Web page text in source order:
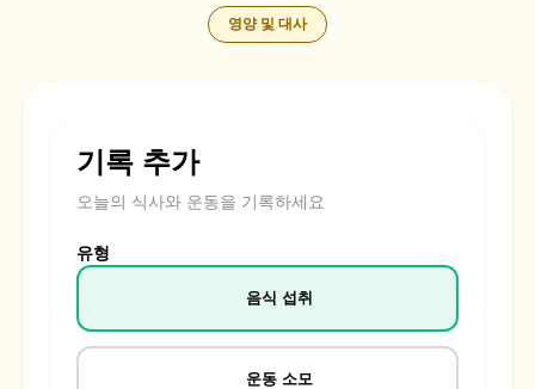
영양 및 대사
기록 추가
오늘의 식사와 운동을 기록하세요
유형
음식 섭취
운동 소모